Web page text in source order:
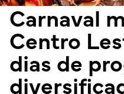
Carnaval
Centro
dias de